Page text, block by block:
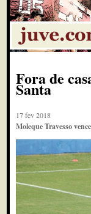
Fora de
Santa
17 fev 2018
Moleque Travesso